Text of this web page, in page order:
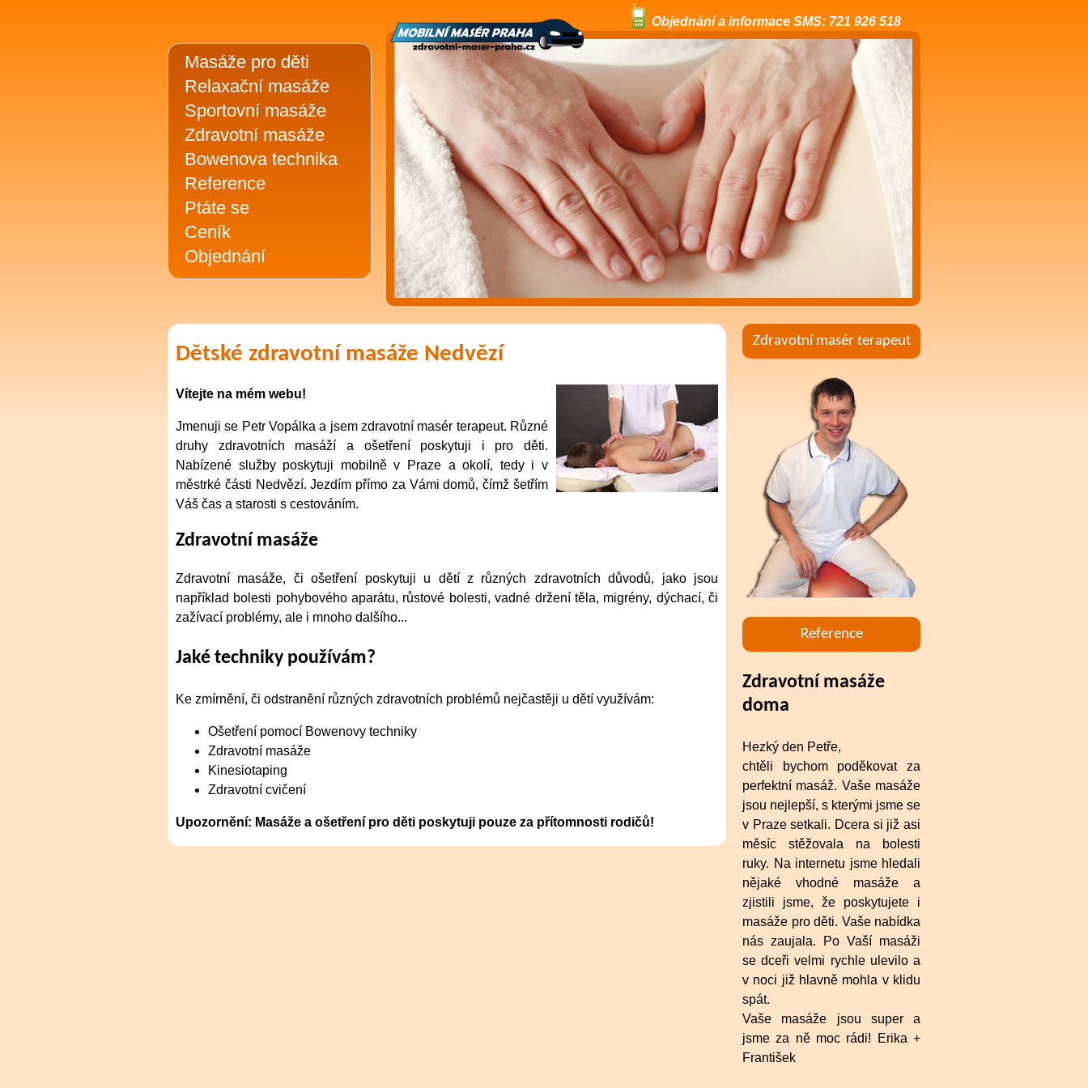
Masáže pro děti
Relaxační masáže
Sportovní masáže
Zdravotní masáže
Bowenova technika
Reference
Ptáte se
Ceník
Objednání
Objednání a informace SMS: 721 926 518
Dětské zdravotní masáže Nedvězí
Vítejte na mém webu!
Jmenuji se Petr Vopálka a jsem zdravotní masér terapeut. Různé
druhy zdravotních masáží a ošetření poskytuji i pro děti.
Nabízené služby poskytuji mobilně v Praze a okolí, tedy i v
městrké části Nedvězí. Jezdím přímo za Vámi domů, čímž šetřím
Váš čas a starosti s cestováním.
Zdravotní masáže
Zdravotní masáže, či ošetření poskytuji u dětí z různých zdravotních důvodů, jako jsou
například bolesti pohybového aparátu, růstové bolesti, vadné držení těla, migrény, dýchací, či
zažívací problémy, ale i mnoho dalšího...
Jaké techniky používám?
Ke zmírnění, či odstranění různých zdravotních problémů nejčastěji u dětí využívám:
Ošetření pomocí Bowenovy techniky
Zdravotní masáže
Kinesiotaping
Zdravotní cvičení
Upozornění: Masáže a ošetření pro děti poskytuji pouze za přítomnosti rodičů!
Zdravotní masér terapeut
Reference
Zdravotní masáže
doma
Hezký den Petře,
chtěli bychom poděkovat za
perfektní masáž. Vaše masáže
jsou nejlepší, s kterými jsme se
v Praze setkali. Dcera si již asi
měsíc stěžovala na bolesti
ruky. Na internetu jsme hledali
nějaké vhodné masáže a
zjistili jsme, že poskytujete i
masáže pro děti. Vaše nabídka
nás zaujala. Po Vaší masáži
se dceři velmi rychle ulevilo a
v noci již hlavně mohla v klidu
spát.
Vaše masáže jsou super a
jsme za ně moc rádi! Erika +
František